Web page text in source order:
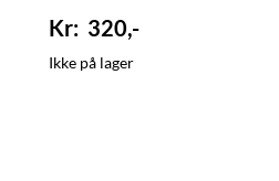
320,-
Ikke på lager